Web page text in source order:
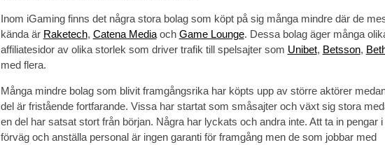
Inom iGaming finns det några stora bolag som köpt på sig många mindre där de
kända är Raketech, Catena Mediaoch Game Lounge. Dessa bolag äger många
affiliatesidor av olika storlek som driver trafik till spelsajter som Unibet, Betsson,
med flera.
Många mindre bolag som blivit framgångsrika har köpts upp av större aktörer
del är fristående fortfarande. Vissa har startat som småsajter och växt sig stora
en del har satsat stort från början. Några har lyckats och andra inte. Att ta in pengar i
förväg och anställa personal är ingen garanti för framgång men de som jobbar med